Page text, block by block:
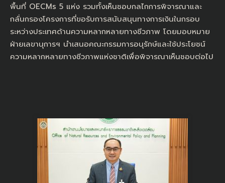
พื้นที่ OECMs 5 แห่ง รวมทั้งเห็นชอบกลไกการพิจารณาและ
กลั่นกรองโครงการที่ขอรับการสนับสนุนทางการเงินในกรอบ
ระหว่างประเทศด้านความหลากหลายทางชีวภาพ โดยมอบหมาย
ฝ่ายเลขานุการฯ นำเสนอคณะกรรมการอนุรักษ์และใช้ประโยชน์
ความหลากหลายทางชีวภาพแห่งชาติเพื่อพิจารณาเห็นชอบต่อไป